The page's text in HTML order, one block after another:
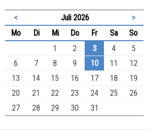
< Juli 2026
>
Montag Dienstag
Mittwoch
Donnerstag
FreitagSamstag
Sonntag
1
2 3 4
5
6
7 8 9 10 11
12
13
14 15 16 17 18
19
20
21 22 23 24 25
26
27
28 29 30 31